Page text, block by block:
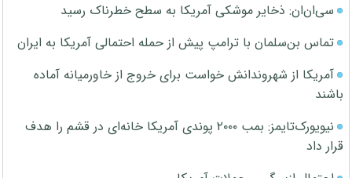
سی‌ان‌ان: ذخایر موشکی آمریکا به سطح خطرناک رسید
تماس بن‌سلمان با ترامپ پیش از حمله احتمالی آمریکا به ایران
آمریکا از شهروندانش خواست برای خروج از خاورمیانه آماده
باشند
نیویورک‌تایمز: بمب ۲۰۰۰ پوندی آمریکا خانه‌ای در قشم را هدف
قرار داد